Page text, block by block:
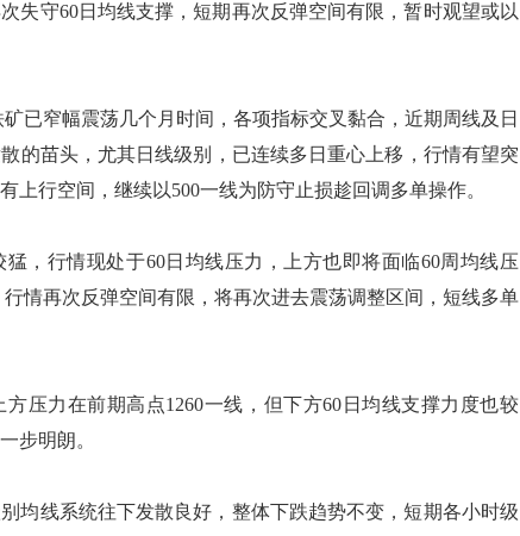
守60日均线支撑，短期再次反弹空间有限，暂时观望或以
窄幅震荡几个月时间，各项指标交叉黏合，近期周线及日
的苗头，尤其日线级别，已连续多日重心上移，行情有望突
上行空间，继续以500一线为防守止损趁回调多单操作。
，行情现处于60日均线压力，上方也即将面临60周均线压
情再次反弹空间有限，将再次进去震荡调整区间，短线多单
力在前期高点1260一线，但下方60日均线支撑力度也较
步明朗。
线系统往下发散良好，整体下跌趋势不变，短期各小时级